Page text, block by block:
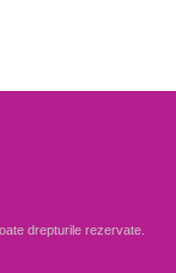
drepturile rezervate.